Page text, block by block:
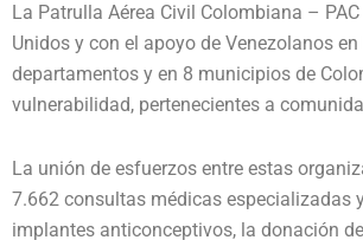
La Patrulla Aérea Civil Colombiana –
Unidos y con el apoyo de Venezolanos
departamentos y en 8 municipios de
vulnerabilidad, pertenecientes a
La unión de esfuerzos entre estas
7.662 consultas médicas especializadas
implantes anticonceptivos, la donación